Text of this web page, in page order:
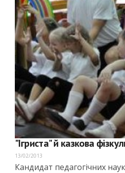
"Ігриста" й казкова
13/02/2013
Кандидат педагогічних